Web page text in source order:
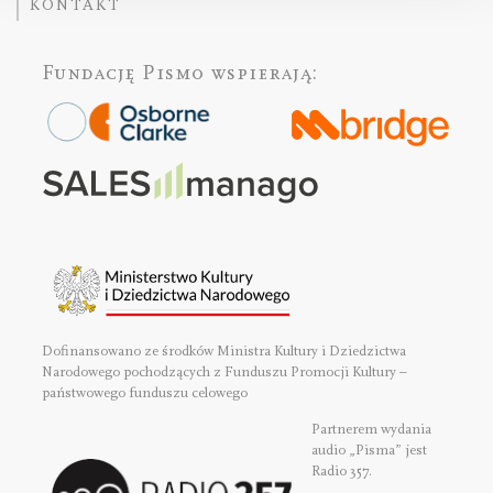
KONTAKT
Fundację Pismo wspierają:
Dofinansowano ze środków Ministra Kultury i Dziedzictwa
Narodowego pochodzących z Funduszu Promocji Kultury –
państwowego funduszu celowego
Partnerem wydania
audio „Pisma” jest
Radio 357.